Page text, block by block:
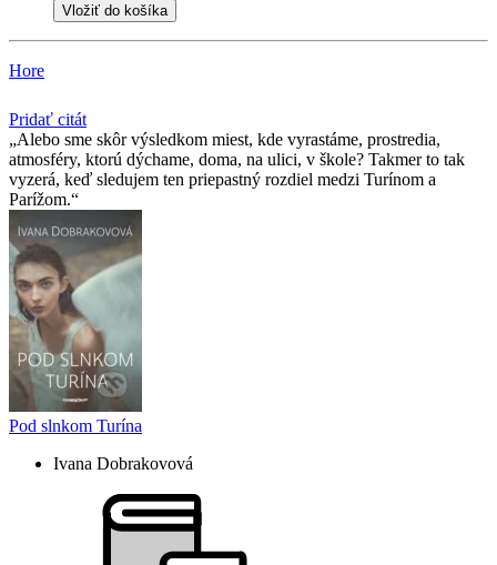
Vložiť do košíka
Hore
Pridať citát
Alebo sme skôr výsledkom miest, kde vyrastáme, prostredia,
atmosféry, ktorú dýchame, doma, na ulici, v škole? Takmer to tak
vyzerá, keď sledujem ten priepastný rozdiel medzi Turínom a
Parížom.
Pod slnkom Turína
Ivana Dobrakovová